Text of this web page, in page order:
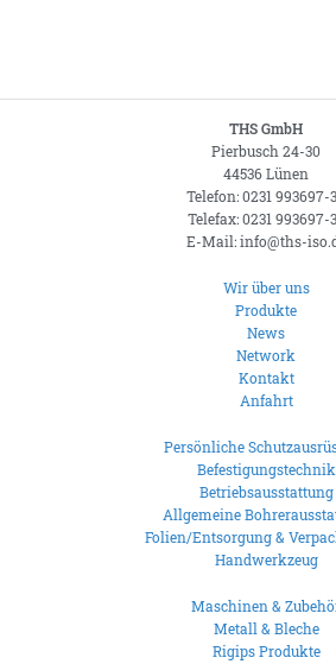
THS GmbH
Pierbusch 24-30
44536 Lünen
Telefon: 0231 993697-
Telefax: 0231 993697-
E-Mail: info@ths-
Wir über uns
Produkte
News
Network
Kontakt
Anfahrt
Persönliche
Befestigungstechnik
Betriebsausstattung
Allgemeine
Folien/Entsorgung &
Handwerkzeug
Maschinen &
Metall & Bleche
Rigips Produkte